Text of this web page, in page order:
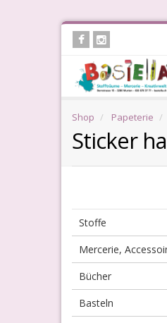
Skip
content
Shop Papeterie
Sticker
Stoffe
Mercerie,
Bücher
Basteln